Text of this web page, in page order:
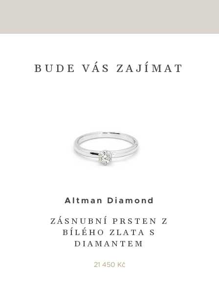
BUDE VÁS ZAJÍMAT
ZÁSNUBNÍ PRSTEN Z
BÍLÉHO ZLATA S
DIAMANTEM
Altman Diamond
21 450 Kč